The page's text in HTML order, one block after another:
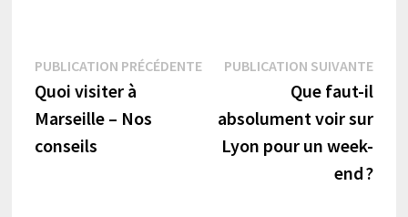
Navigation
de
l’article
PUBLICATION PRÉCÉDENTEPublication
Quoi visiter à
Marseille – Nos
conseils
PUBLICATION SUIVANTE
Que faut-il
absolument voir sur
Lyon pour un week-
end ?